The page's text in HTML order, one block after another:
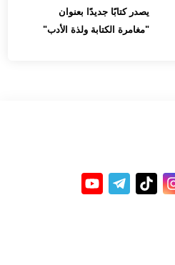
يصدر كتابًا جديدًا بعنوان
"مغامرة الكتابة ولذة الأدب"